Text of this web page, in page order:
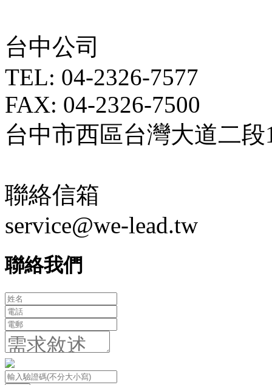
台中公司
TEL: 04-2326-7577
FAX: 04-2326-7500
台中市西區台灣大道二段
聯絡信箱
service@we-lead.tw
聯絡我們